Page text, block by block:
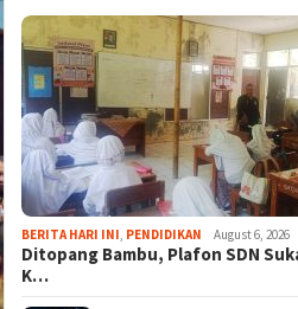
BERITA HARI INI PENDIDIKAN August 6, 2026
Ditopang Bambu, Plafon SDN
K…